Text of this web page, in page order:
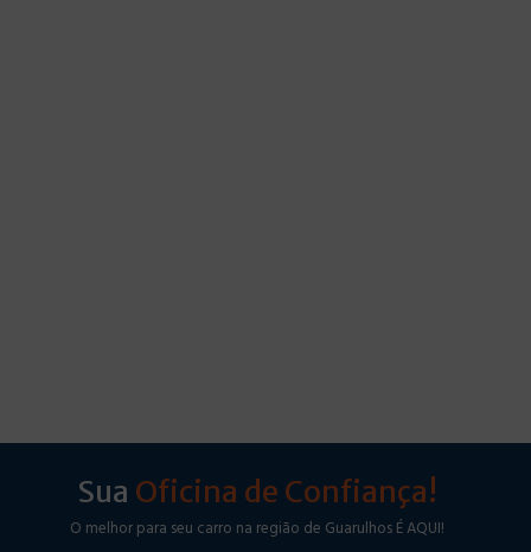
Sua Oficina de Confiança!
O melhor para seu carro na região de Guarulhos É AQUI!